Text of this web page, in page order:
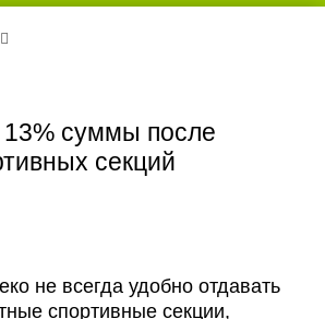
13% суммы после
секций
не всегда удобно отдавать
спортивные секции,